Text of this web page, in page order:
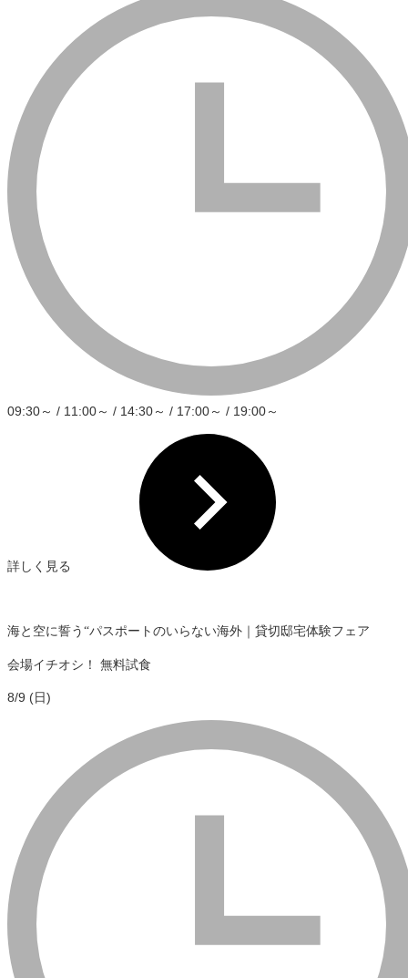
09:30～ / 11:00～ / 14:30～ / 17:00～ / 19:00～
詳しく見る
海と空に誓う“パスポートのいらない海外｜貸切邸宅体験フェア
会場イチオシ！ 無料試食
8/9 (日)